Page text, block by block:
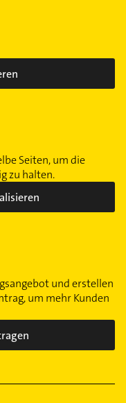
Seiten, um die
zu halten.
und erstellen
um mehr Kunden